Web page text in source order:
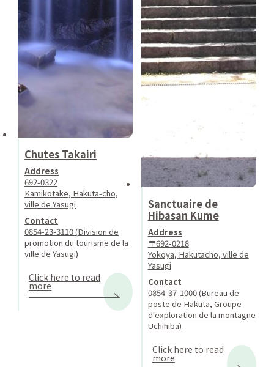
Chutes Takairi
Address
692-0322
Kamikotake, Hakuta-cho,
ville de Yasugi
Contact
0854-23-3110 (Division de
promotion du tourisme de la
ville de Yasugi)
Click here to read
more
Sanctuaire de
Hibasan Kume
Address
〒692-0218
Yokoya, Hakutacho, ville de
Yasugi
Contact
0854-37-1000 (Bureau de
poste de Hakuta, Groupe
d'exploration de la montagne
Uchihiba)
Click here to read
more